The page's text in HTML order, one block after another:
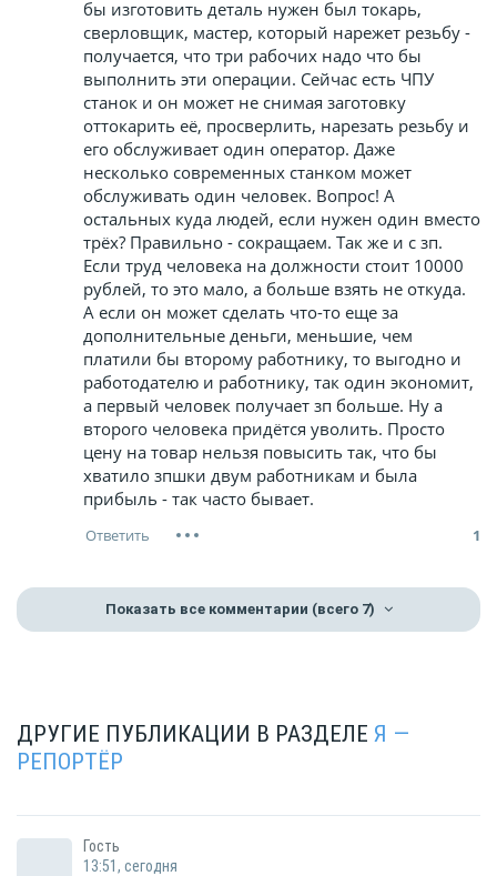
бы изготовить деталь нужен был токарь,
сверловщик, мастер, который нарежет резьбу -
получается, что три рабочих надо что бы
выполнить эти операции. Сейчас есть ЧПУ
станок и он может не снимая заготовку
оттокарить её, просверлить, нарезать резьбу и
его обслуживает один оператор. Даже
несколько современных станком может
обслуживать один человек. Вопрос! А
остальных куда людей, если нужен один вместо
трёх? Правильно - сокращаем. Так же и с зп.
Если труд человека на должности стоит 10000
рублей, то это мало, а больше взять не откуда.
А если он может сделать что-то еще за
дополнительные деньги, меньшие, чем
платили бы второму работнику, то выгодно и
работодателю и работнику, так один экономит,
а первый человек получает зп больше. Ну а
второго человека придётся уволить. Просто
цену на товар нельзя повысить так, что бы
хватило зпшки двум работникам и была
прибыль - так часто бывает.
1
Показать все комментарии (всего 7)
ДРУГИЕ ПУБЛИКАЦИИ В РАЗДЕЛЕ Я —
РЕПОРТЁР
Гость
13:51, сегодня